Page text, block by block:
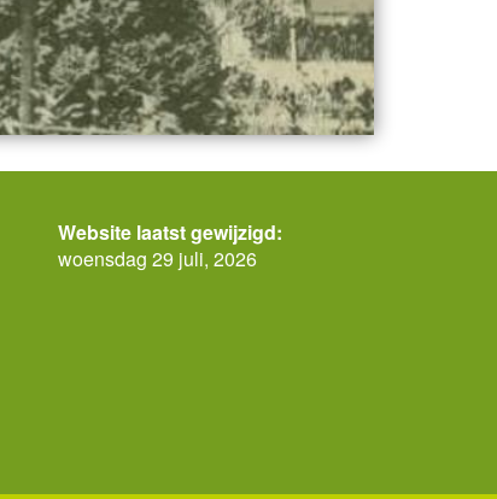
Website laatst gewijzigd:
woensdag 29 juli, 2026